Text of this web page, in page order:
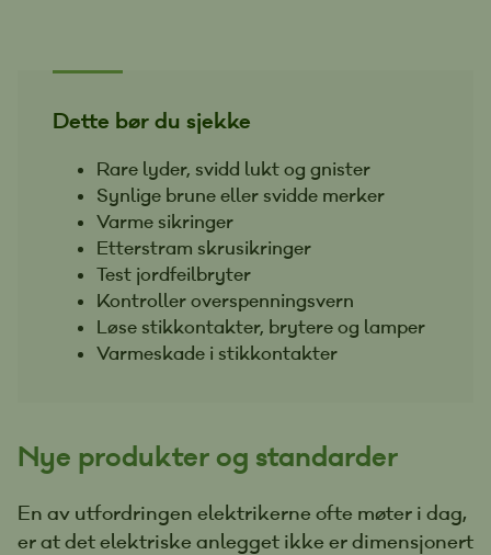
Dette bør du sjekke
Rare lyder, svidd lukt og gnister
Synlige brune eller svidde merker
Varme sikringer
Etterstram skrusikringer
Test jordfeilbryter
Kontroller overspenningsvern
Løse stikkontakter, brytere og lamper
Varmeskade i stikkontakter
Nye produkter og standarder
En av utfordringen elektrikerne ofte møter i dag,
er at det elektriske anlegget ikke er dimensjonert